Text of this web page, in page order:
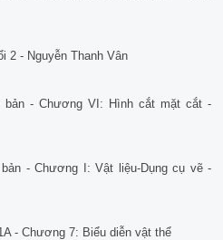
2 - Nguyễn Thanh Vân
bản - Chương VI: Hình cắt mặt cắt -
- Chương I: Vật liệu-Dụng cụ vẽ -
- Chương 7: Biểu diễn vật thể